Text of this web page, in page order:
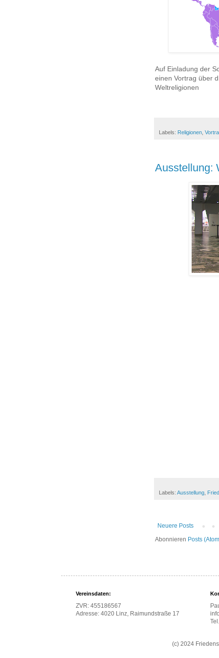
Auf Einladung der
einen Vortrag über
Weltreligionen
Labels: Religionen
Ausstellung:
Labels: Ausstellung
Neuere Posts
Abonnieren Posts
Vereinsdaten:
ZVR: 455186567
Adresse: 4020 Linz, Raimundstraße 17
(c) 2024